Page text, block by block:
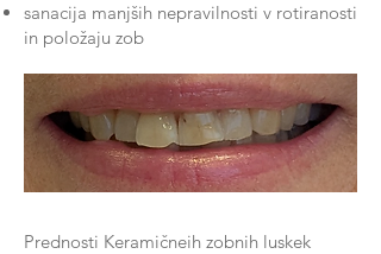
sanacija manjših nepravilnosti v rotiranosti
in položaju zob
Prednosti Keramičneih zobnih luskek